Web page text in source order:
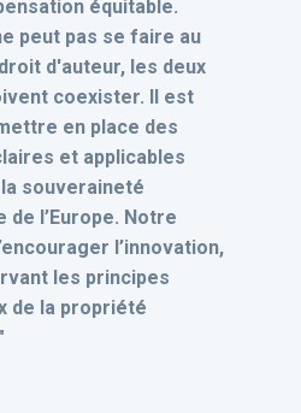
équitable.
peut pas se faire au
d'auteur, les deux
coexister. Il est
en place des
et applicables
souveraineté
de l’Europe. Notre
l’innovation,
les principes
de la propriété